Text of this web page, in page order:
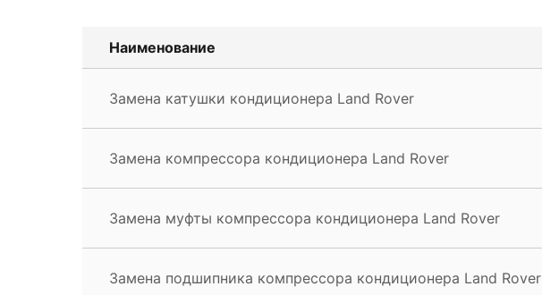
Наименование
Замена катушки кондиционера Land Rover
Замена компрессора кондиционера Land Rover
Замена муфты компрессора кондиционера Land Rover
Замена подшипника компрессора кондиционера Land Rover